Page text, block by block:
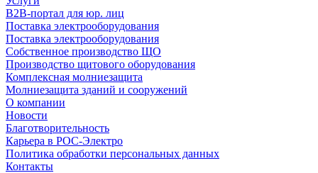
B2B-портал для юр. лиц
Поставка электрооборудования
Поставка электрооборудования
Собственное производство ЩО
Производство щитового оборудования
Комплексная молниезащита
Молниезащита зданий и сооружений
О компании
Новости
Благотворительность
Карьера в РОС-Электро
Политика обработки персональных данных
Контакты